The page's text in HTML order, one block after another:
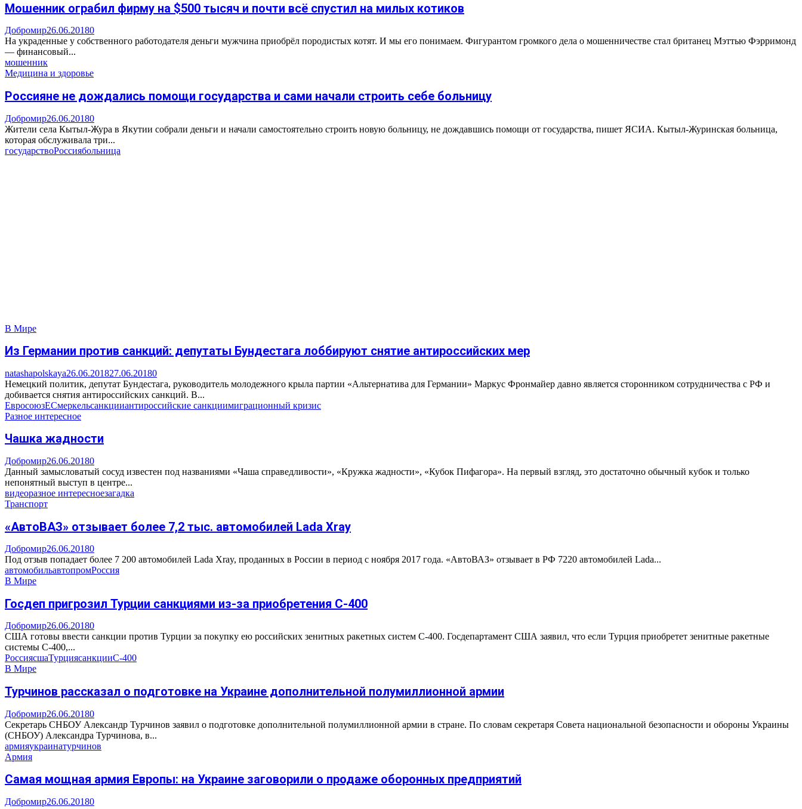
Мошенник ограбил фирму на $500 тысяч и почти всё спустил на милых котиков
Добромир26.06.20180
На украденные у собственного работодателя деньги мужчина приобрёл породистых котят. И мы его понимаем. Фигурантом громкого дела о мошенничестве стал британец Мэттью Фэрримонд
— финансовый...
мошенник
Медицина и здоровье
Россияне не дождались помощи государства и сами начали строить себе больницу
Добромир26.06.20180
Жители села Кытыл-Жура в Якутии собрали деньги и начали самостоятельно строить новую больницу, не дождавшись помощи от государства, пишет ЯСИА. Кытыл-Журинская больница,
которая обслуживала три...
государствоРоссиябольница
В Мире
Из Германии против санкций: депутаты Бундестага лоббируют снятие антироссийских мер
natashapolskaya26.06.201827.06.20180
Немецкий политик, депутат Бундестага, руководитель молодежного крыла партии «Альтернатива для Германии» Маркус Фронмайер давно является сторонником сотрудничества с РФ и
добивается снятия антироссийских санкций. В...
ЕвросоюзЕСмеркельсанкцииантироссийские санкциимиграционный кризис
Разное интересное
Чашка жадности
Добромир26.06.20180
Данный замысловатый сосуд известен под названиями «Чаша справедливости», «Кружка жадности», «Кубок Пифагора». На первый взгляд, это достаточно обычный кубок и только
непонятный выступ в центре...
видеоразное интересноезагадка
Транспорт
«АвтоВАЗ» отзывает более 7,2 тыс. автомобилей Lada Xray
Добромир26.06.20180
Под отзыв попадает более 7 200 автомобилей Lada Xray, проданных в России в период с ноября 2017 года. «АвтоВАЗ» отзывает в РФ 7220 автомобилей Lada...
автомобильавтопромРоссия
В Мире
Госдеп пригрозил Турции санкциями из-за приобретения С-400
Добромир26.06.20180
США готовы ввести санкции против Турции за покупку ею российских зенитных ракетных систем С-400. Госдепартамент США заявил, что если Турция приобретет зенитные ракетные
системы С-400,...
РоссиясшаТурциясанкцииС-400
В Мире
Турчинов рассказал о подготовке на Украине дополнительной полумиллионной армии
Добромир26.06.20180
Секретарь СНБОУ Александр Турчинов заявил о подготовке дополнительной полумиллионной армии в стране. По словам секретаря Совета национальной безопасности и обороны Украины
(СНБОУ) Александра Турчинова, в...
армияукраинатурчинов
Армия
Самая мощная армия Европы: на Украине заговорили о продаже оборонных предприятий
Добромир26.06.20180